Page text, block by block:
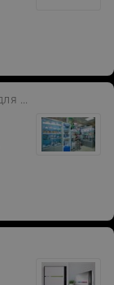
МАГАЗИН МЕДИЦИНСКОЙ ТЕХНИКИ, ТОВАРОВ ДЛЯ ЗДОРОВЬЯ И РЕАБИЛИТАЦИИ